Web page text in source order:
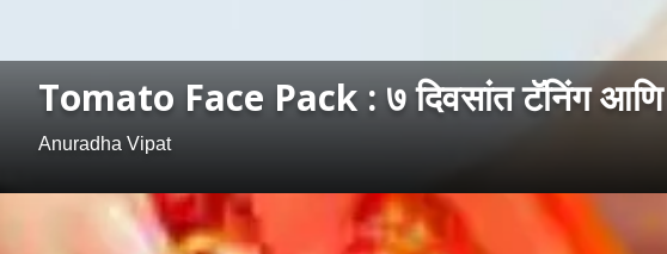
Tomato Face Pack : ७ दिवसांत टॅनिंग आणि
Anuradha Vipat